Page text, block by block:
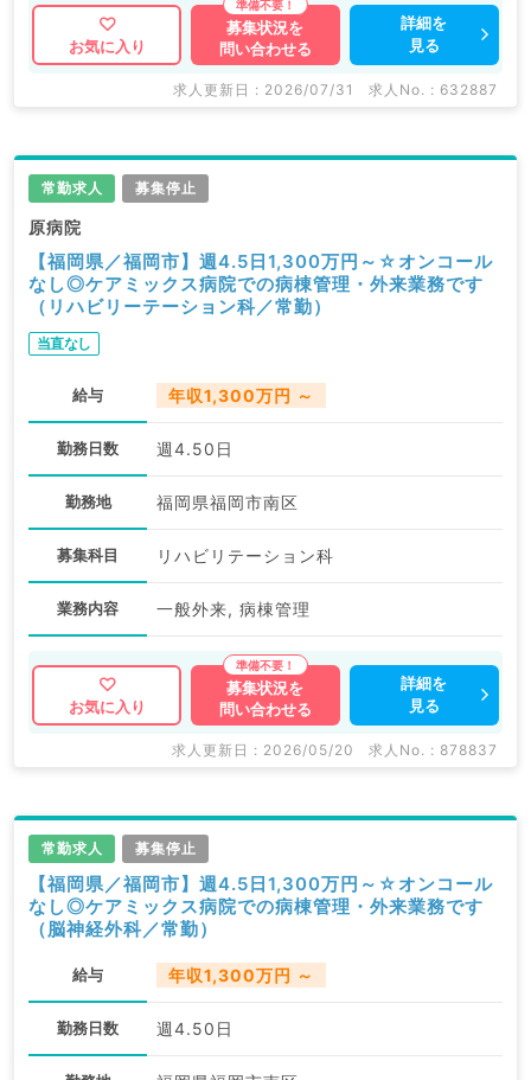
お気に入り
募集状況を
問い合わせる
詳細を
見る
求人更新日 : 2026/07/31 求人No. : 632887
常勤求人 募集停止
原病院
【福岡県／福岡市】週4.5日1,300万円～☆オンコール
なし◎ケアミックス病院での病棟管理・外来業務です
（リハビリーテーション科／常勤）
当直なし
給与 年収1,300万円 ～
勤務日数 週4.50日
勤務地 福岡県福岡市南区
募集科目 リハビリテーション科
業務内容 一般外来, 病棟管理
お気に入り
募集状況を
問い合わせる
詳細を
見る
求人更新日 : 2026/05/20 求人No. : 878837
常勤求人 募集停止
【福岡県／福岡市】週4.5日1,300万円～☆オンコール
なし◎ケアミックス病院での病棟管理・外来業務です
（脳神経外科／常勤）
給与 年収1,300万円 ～
勤務日数 週4.50日